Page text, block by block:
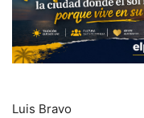
Luis Bravo